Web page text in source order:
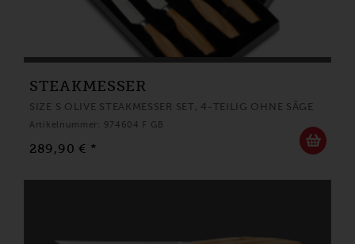
STEAKMESSER
SIZE S OLIVE STEAKMESSER SET, 4-TEILIG OHNE SÄGE
Artikelnummer: 974604 F GB
289,90 € *